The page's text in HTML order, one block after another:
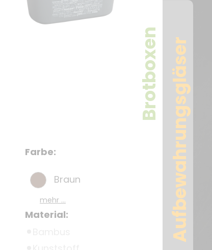
Aufbewahrungsgläser
Brotboxen
Farbe:
Braun
mehr ...
Material: